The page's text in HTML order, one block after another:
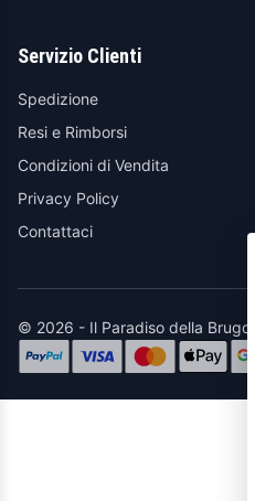
Servizio Clienti
Spedizione
Resi e Rimborsi
Condizioni di Vendita
Privacy Policy
Contattaci
© 2026 - Il Paradiso della Brugola